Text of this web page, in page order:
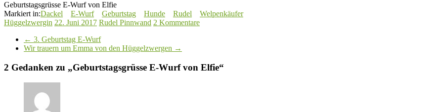
Geburtstagsgrüsse E-Wurf von Elfie
Markiert in:Dackel E-Wurf Geburtstag Hunde Rudel
Welpenkäufer
Hüggelzwergin 22. Juni 2017 Rudel Pinnwand 2 Kommentare
← 3. Geburtstag E-Wurf
Wir trauern um Emma von den Hüggelzwergen →
2 Gedanken zu „Geburtstagsgrüsse E-Wurf von Elfie“